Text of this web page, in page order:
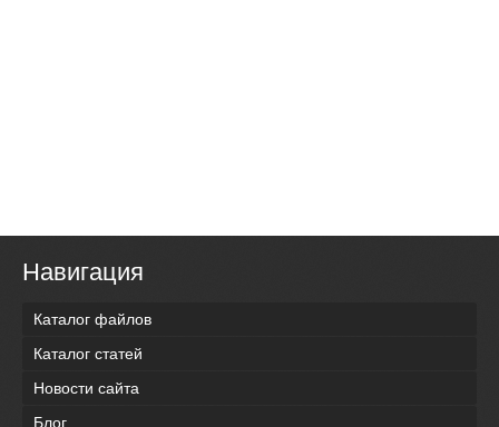
Навигация
Каталог файлов
Каталог статей
Новости сайта
Блог